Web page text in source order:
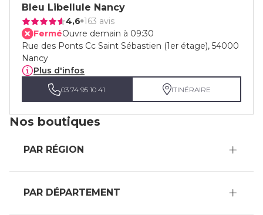
Bleu Libellule Nancy
4,6 163 avis
FerméOuvre demain à 09:30
Rue des Ponts Cc Saint Sébastien (1er étage), 54000
Nancy
Plus d'infos
03 74 95 10 41 ITINÉRAIRE
Nos boutiques
PAR RÉGION
PAR DÉPARTEMENT